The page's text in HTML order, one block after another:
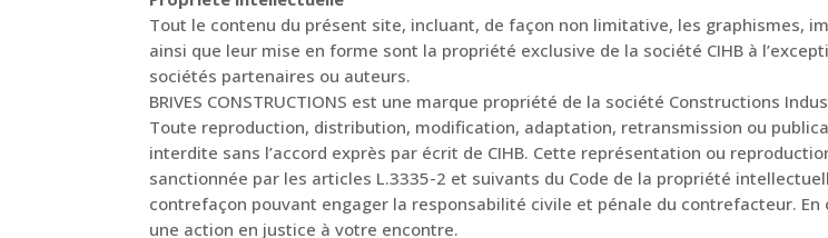
Tout le contenu du présent site, incluant, de façon non limitative, les graphismes,
ainsi que leur mise en forme sont la propriété exclusive de la société CIHB à
sociétés partenaires ou auteurs.
BRIVES CONSTRUCTIONS est une marque propriété de la société Constructions
Toute reproduction, distribution, modification, adaptation, retransmission ou
interdite sans l’accord exprès par écrit de CIHB. Cette représentation ou
sanctionnée par les articles L.3335-2 et suivants du Code de la propriété
contrefaçon pouvant engager la responsabilité civile et pénale du contrefacteur.
une action en justice à votre encontre.